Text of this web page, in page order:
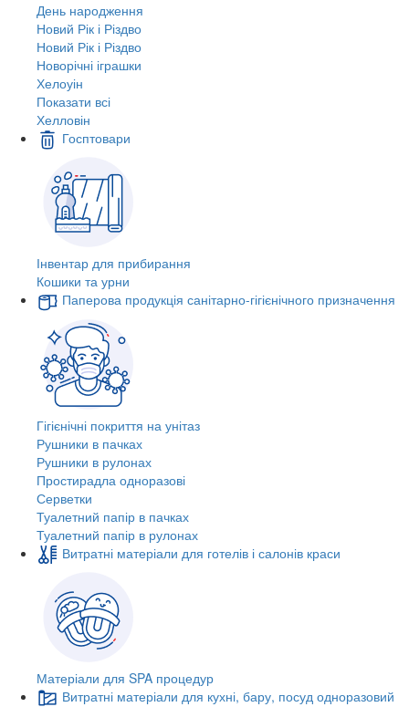
День народження
Новий Рік і Різдво
Новий Рік і Різдво
Новорічні іграшки
Хелоуін
Показати всі
Хелловін
Госптовари
Інвентар для прибирання
Кошики та урни
Паперова продукція санітарно-гігієнічного призначення
Гігієнічні покриття на унітаз
Рушники в пачках
Рушники в рулонах
Простирадла одноразові
Серветки
Туалетний папір в пачках
Туалетний папір в рулонах
Витратні матеріали для готелів і салонів краси
Матеріали для SPA процедур
Витратні матеріали для кухні, бару, посуд одноразовий